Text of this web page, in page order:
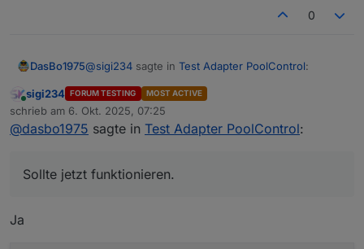
0
DasBo1975@sigi234 sagte in Test Adapter PoolControl:
@dasbo1975sagte in
PoolControl:
Das macht der Resetbutton ebenfalls
gleich mit in einem Zuge
Danke Sigi, dass du mich verunsichert hast. Das ist
Kommas und Lint Check meckereien.
Habe es nur umgestellt. Sollte jetzt funktionieren.
Online
sigi234 FORUM TESTING MOST ACTIVE
schrieb am 6. Okt. 2025, 07:25
zuletzt editiert von
@dasbo1975 sagte in Test Adapter PoolControl:
Sollte jetzt funktionieren.
Ja